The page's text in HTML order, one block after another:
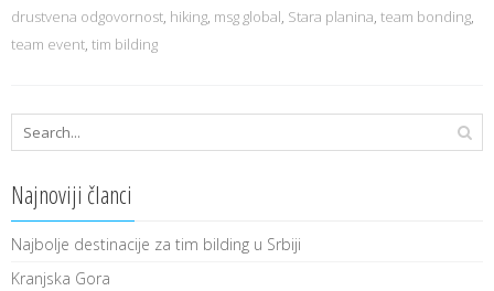
drustvena odgovornost, hiking, msg global, Stara planina, team bonding,
team event, tim bilding
Najnoviji članci
Najbolje destinacije za tim bilding u Srbiji
Kranjska Gora